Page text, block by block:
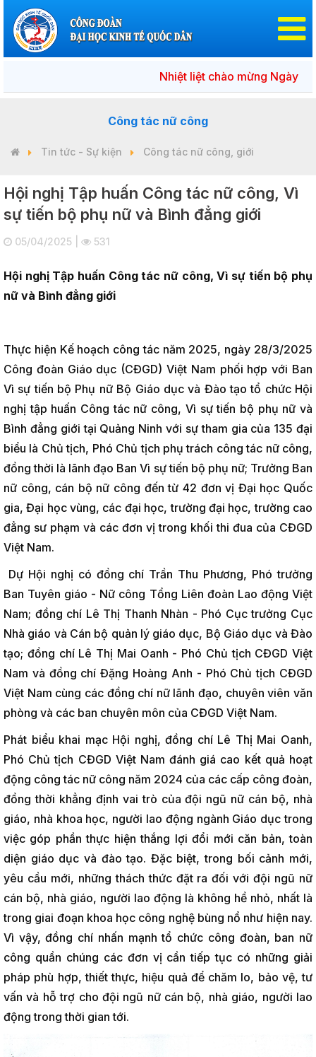
Nhiệt liệt chào mừng Ngày bầu cử
Công tác nữ công
Tin tức - Sự kiện Công tác nữ công, giới
Hội nghị Tập huấn Công tác nữ công, Vì
sự tiến bộ phụ nữ và Bình đẳng giới
05/04/2025 | 531
Hội nghị Tập huấn Công tác nữ công, Vì sự tiến bộ phụ
nữ và Bình đẳng giới
Thực hiện Kế hoạch công tác năm 2025, ngày 28/3/2025
Công đoàn Giáo dục (CĐGD) Việt Nam phối hợp với Ban
Vì sự tiến bộ Phụ nữ Bộ Giáo dục và Đào tạo tổ chức Hội
nghị tập huấn Công tác nữ công, Vì sự tiến bộ phụ nữ và
Bình đẳng giới tại Quảng Ninh với sự tham gia của 135 đại
biểu là Chủ tịch, Phó Chủ tịch phụ trách công tác nữ công,
đồng thời là lãnh đạo Ban Vì sự tiến bộ phụ nữ; Trưởng Ban
nữ công, cán bộ nữ công đến từ 42 đơn vị Đại học Quốc
gia, Đại học vùng, các đại học, trường đại học, trường cao
đẳng sư phạm và các đơn vị trong khối thi đua của CĐGD
Việt Nam.
Dự Hội nghị có đồng chí Trần Thu Phương, Phó trưởng
Ban Tuyên giáo - Nữ công Tổng Liên đoàn Lao động Việt
Nam; đồng chí Lê Thị Thanh Nhàn - Phó Cục trưởng Cục
Nhà giáo và Cán bộ quản lý giáo dục, Bộ Giáo dục và Đào
tạo; đồng chí Lê Thị Mai Oanh - Phó Chủ tịch CĐGD Việt
Nam và đồng chí Đặng Hoàng Anh - Phó Chủ tịch CĐGD
Việt Nam cùng các đồng chí nữ lãnh đạo, chuyên viên văn
phòng và các ban chuyên môn của CĐGD Việt Nam.
Phát biểu khai mạc Hội nghị, đồng chí Lê Thị Mai Oanh,
Phó Chủ tịch CĐGD Việt Nam đánh giá cao kết quả hoạt
động công tác nữ công năm 2024 của các cấp công đoàn,
đồng thời khẳng định vai trò của đội ngũ nữ cán bộ, nhà
giáo, nhà khoa học, người lao động ngành Giáo dục trong
việc góp phần thực hiện thắng lợi đổi mới căn bản, toàn
diện giáo dục và đào tạo. Đặc biệt, trong bối cảnh mới,
yêu cầu mới, những thách thức đặt ra đối với đội ngũ nữ
cán bộ, nhà giáo, người lao động là không hề nhỏ, nhất là
trong giai đoạn khoa học công nghệ bùng nổ như hiện nay.
Vì vậy, đồng chí nhấn mạnh tổ chức công đoàn, ban nữ
công quần chúng các đơn vị cần tiếp tục có những giải
pháp phù hợp, thiết thực, hiệu quả để chăm lo, bảo vệ, tư
vấn và hỗ trợ cho đội ngũ nữ cán bộ, nhà giáo, người lao
động trong thời gian tới.